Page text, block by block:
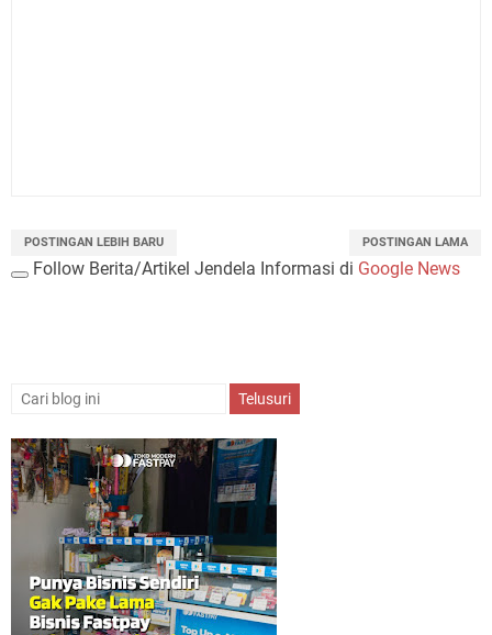
POSTINGAN LEBIH BARU POSTINGAN LAMA
Follow Berita/Artikel Jendela Informasi di Google News